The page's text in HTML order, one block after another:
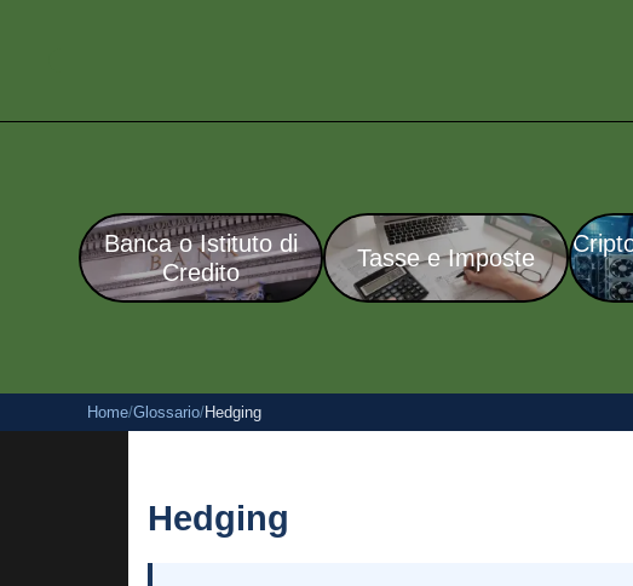
Banca o Istituto di
Credito
Tasse e Imposte
Home/Glossario/Hedging
Hedging